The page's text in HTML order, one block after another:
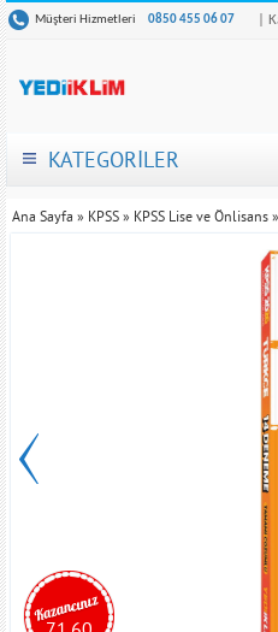
Müşteri Hizmetleri 0850 455 06 07 |
KATEGORİLER
Ana Sayfa » KPSS » KPSS Lise ve Önlisans »